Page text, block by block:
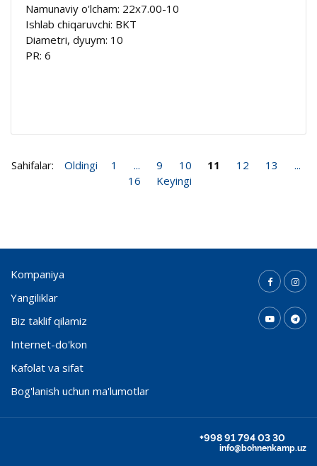
Namunaviy o'lcham: 22x7.00-10
Ishlab chiqaruvchi: BKT
Diametri, dyuym: 10
PR: 6
Sahifalar: Oldingi 1 ... 9 10 11 12 13
...
16
Keyingi
Kompaniya
Yangiliklar
Biz taklif qilamiz
Internet-do'kon
Kafolat va sifat
Bog'lanish uchun ma'lumotlar
+998 91 794 03 30
info@bohnenkamp.uz